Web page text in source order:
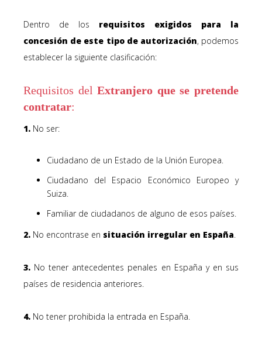
Dentro de los requisitos exigidos para la
concesión de este tipo de autorización, podemos
establecer la siguiente clasificación:
Requisitos delExtranjero que se pretende
contratar:
1. No ser:
Ciudadano de un Estado de la Unión Europea.
Ciudadano del Espacio Económico Europeo y
Suiza.
Familiar de ciudadanos de alguno de esos países.
2. No encontrase en situación irregular en España
3. No tener antecedentes penales en España y en sus
países de residencia anteriores.
4. No tener prohibida la entrada en España.